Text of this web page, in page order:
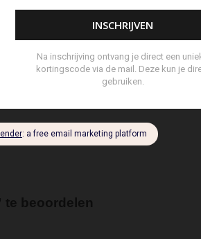
en Kaarsendover Shopper Sjaal
Weekendtas Wierookstokjes
te beoordelen